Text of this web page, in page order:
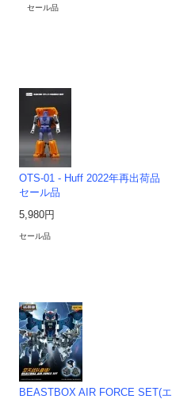
セール品
OTS-01 - Huff 2022年再出荷品
セール品
5,980円
セール品
BEASTBOX AIR FORCE SET(エ